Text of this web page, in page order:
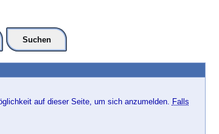
Suchen
auf dieser Seite, um sich anzumelden. Falls